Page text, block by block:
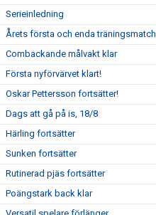
Serieinledning
Årets första och enda träningsmatch
Combackande målvakt klar
Första nyförvärvet klart!
Oskar Pettersson fortsätter!
Dags att gå på is, 18/8
Härling fortsätter
Sunken fortsätter
Rutinerad pjäs fortsätter
Poängstark back klar